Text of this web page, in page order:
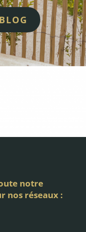
notre
nos réseaux :